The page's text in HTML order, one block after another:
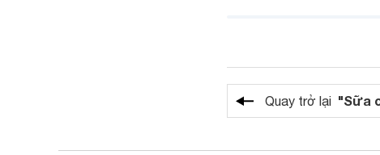
Quay trở lại "Sữa